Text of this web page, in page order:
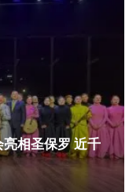
相圣保罗 近千